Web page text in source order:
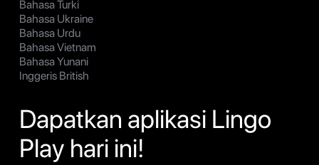
Bahasa Turki
Bahasa Ukraine
Bahasa Urdu
Bahasa Vietnam
Bahasa Yunani
Inggeris British
Dapatkan aplikasi Lingo
Play hari ini!